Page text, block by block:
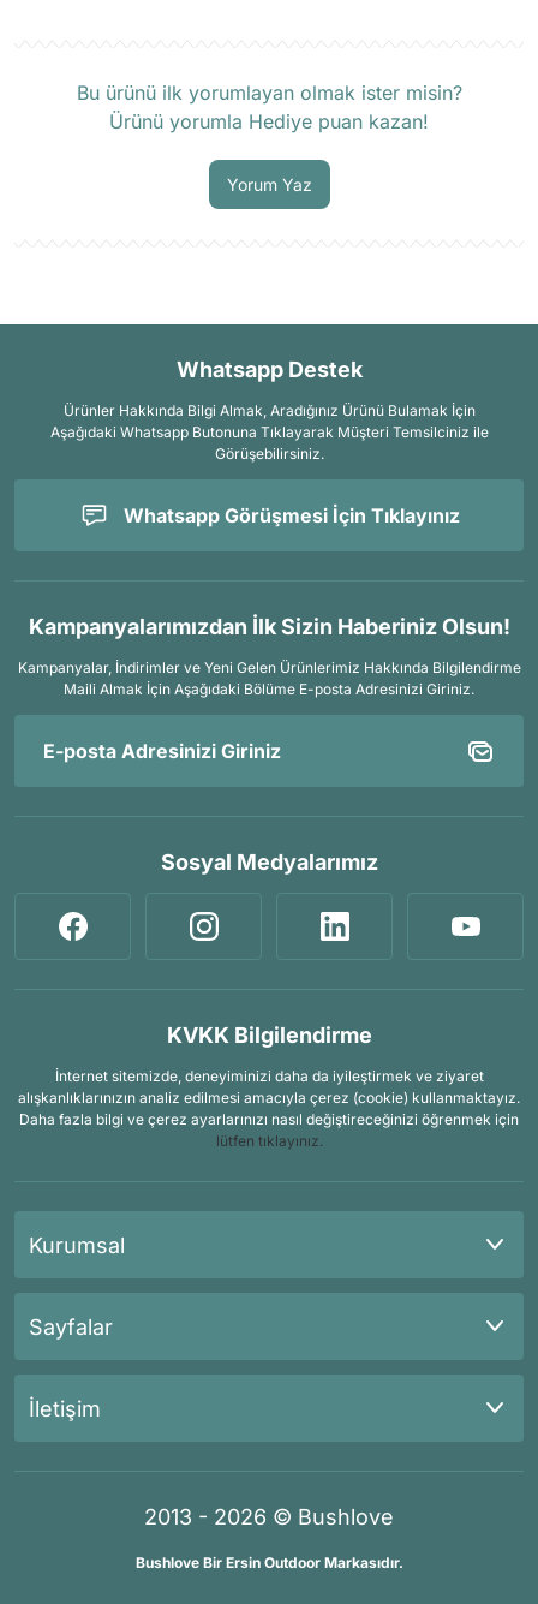
Bu ürünü ilk yorumlayan olmak ister misin?
Ürünü yorumla Hediye puan kazan!
Yorum Yaz
Whatsapp Destek
Ürünler Hakkında Bilgi Almak, Aradığınız Ürünü Bulamak İçin
Aşağıdaki Whatsapp Butonuna Tıklayarak Müşteri Temsilciniz ile
Görüşebilirsiniz.
Whatsapp Görüşmesi İçin Tıklayınız
Kampanyalarımızdan İlk Sizin Haberiniz Olsun!
Kampanyalar, İndirimler ve Yeni Gelen Ürünlerimiz Hakkında Bilgilendirme
Maili Almak İçin Aşağıdaki Bölüme E-posta Adresinizi Giriniz.
Sosyal Medyalarımız
KVKK Bilgilendirme
İnternet sitemizde, deneyiminizi daha da iyileştirmek ve ziyaret
alışkanlıklarınızın analiz edilmesi amacıyla çerez (cookie) kullanmaktayız.
Daha fazla bilgi ve çerez ayarlarınızı nasıl değiştireceğinizi öğrenmek için
lütfen tıklayınız.
Kurumsal
Sayfalar
İletişim
2013 - 2026 © Bushlove
Bushlove Bir Ersin Outdoor Markasıdır.